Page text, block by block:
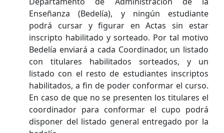
Enseñanza (Bedelía), y ningún estudiante
podrá cursar y figurar en Actas sin estar
inscripto habilitado y sorteado. Por tal motivo
Bedelía enviará a cada Coordinador, un listado
con titulares habilitados sorteados, y un
listado con el resto de estudiantes inscriptos
habilitados, a fin de poder conformar el curso.
En caso de que no se presenten los titulares el
coordinador para conformar el cupo podrá
disponer del listado general entregado por la